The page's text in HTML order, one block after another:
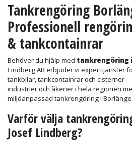
Tankrengöring
Professionell
& tankcontainrar
Behöver du hjälp med tankrengöring
Lindberg AB erbjuder vi experttjänster
tankbilar, tankcontainrar och cisterner
industrier och åkerier i hela regionen
miljöanpassad tankrengöring i Borlänge.
Varför välja
Josef Lindberg?